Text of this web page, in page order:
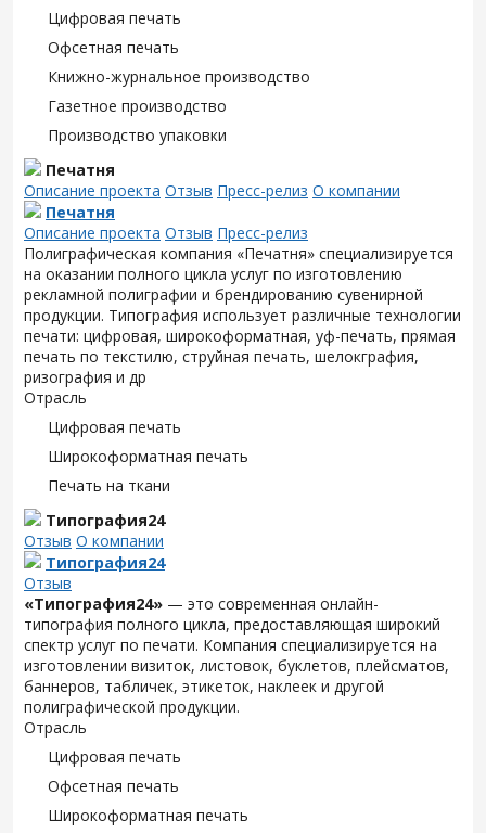
Цифровая печать
Офсетная печать
Книжно-журнальное производство
Газетное производство
Производство упаковки
Печатня
Описание проекта Отзыв Пресс-релиз О компании
Печатня
Описание проекта Отзыв Пресс-релиз
Полиграфическая компания «Печатня» специализируется
на оказании полного цикла услуг по изготовлению
рекламной полиграфии и брендированию сувенирной
продукции. Типография использует различные технологии
печати: цифровая, широкоформатная, уф-печать, прямая
печать по текстилю, струйная печать, шелокграфия,
ризография и др
Отрасль
Цифровая печать
Широкоформатная печать
Печать на ткани
Типография24
Отзыв О компании
Типография24
Отзыв
«Типография24» — это современная онлайн-
типография полного цикла, предоставляющая широкий
спектр услуг по печати. Компания специализируется на
изготовлении визиток, листовок, буклетов, плейсматов,
баннеров, табличек, этикеток, наклеек и другой
полиграфической продукции.
Отрасль
Цифровая печать
Офсетная печать
Широкоформатная печать